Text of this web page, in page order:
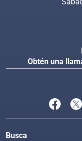
Obtén una
Busca